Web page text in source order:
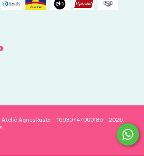
AgnesRasta - 16930747000189 - 2026.